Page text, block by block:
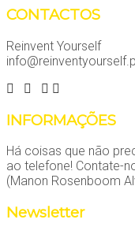
CONTACTOS
Reinvent Yourself
INFORMAÇÕES
Há coisas que não
ao telefone! Contate-
(Manon Rosenboom
Newsletter